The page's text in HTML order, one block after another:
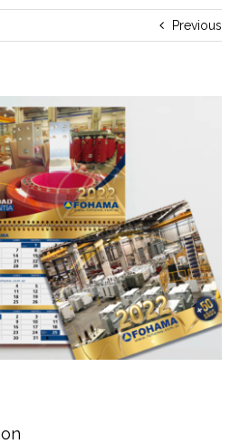
Previous